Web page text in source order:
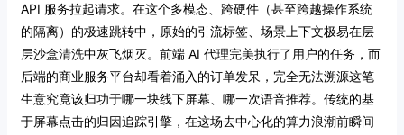
API 服务拉起请求。在这个多模态、跨硬件（甚至跨越操作系统
的隔离）的极速跳转中，原始的引流标签、场景上下文极易在层
层沙盒清洗中灰飞烟灭。前端 AI 代理完美执行了用户的任务，而
后端的商业服务平台却看着涌入的订单发呆，完全无法溯源这笔
生意究竟该归功于哪一块线下屏幕、哪一次语音推荐。传统的基
于屏幕点击的归因追踪引擎，在这场去中心化的算力浪潮前瞬间